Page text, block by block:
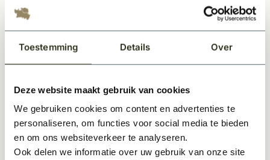
Toestemming Details Over
Deze website maakt gebruik van cookies
We gebruiken cookies om content en advertenties te
personaliseren, om functies voor social media te bieden
en om ons websiteverkeer te analyseren.
Ook delen we informatie over uw gebruik van onze site
Eigenschappen beslag:
Unieke afwerking
Per stuk(half paar)
Geschikt voor uw interieur
Onderhoudsvriendelijk materiaal
Gemaakt van getrommeld messing
Specificaties